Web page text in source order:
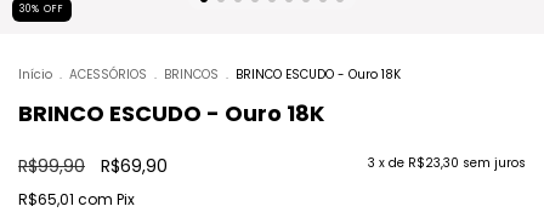
30% OFF
Início . ACESSÓRIOS . BRINCOS . BRINCO ESCUDO - Ouro 18K
BRINCO ESCUDO - Ouro 18K
R$99,90 R$69,90 3 x de R$23,30 sem juros
R$65,01 com Pix